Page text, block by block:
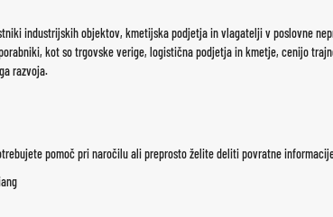
industrijskih objektov, kmetijska podjetja in vlagatelji v poslovne
kot so trgovske verige, logistična podjetja in kmetje, cenijo
razvoja.
pomoč pri naročilu ali preprosto želite deliti povratne